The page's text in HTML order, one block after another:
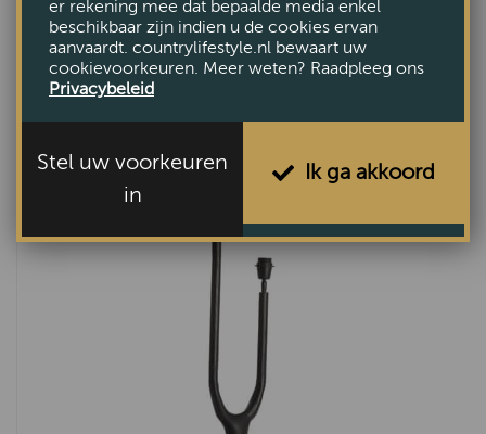
Lampvoet Sharon zwart L
er rekening mee dat bepaalde media enkel
beschikbaar zijn indien u de cookies ervan
aanvaardt. countrylifestyle.nl bewaart uw
cookievoorkeuren. Meer weten? Raadpleeg ons
Privacybeleid
Stel uw voorkeuren
in
Ik ga akkoord